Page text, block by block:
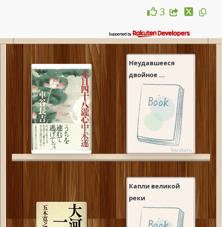
3
Неудавшееся
двойное ...
Капли великой
реки